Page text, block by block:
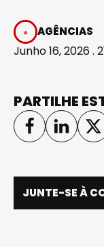
AGÊNCIAS
Junho 16, 2026 .
PARTILHE
JUNTE-SE À